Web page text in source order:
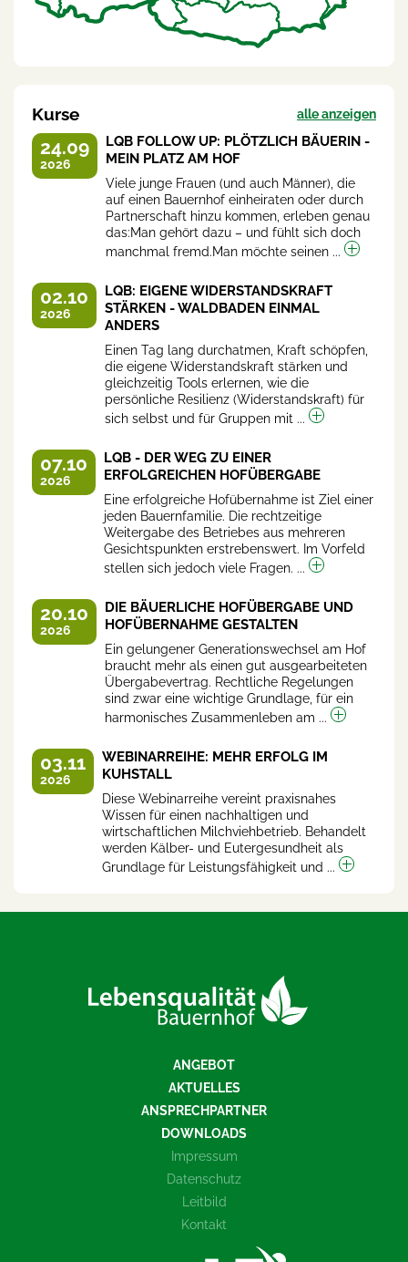
Kurse alle anzeigen
24.09
2026
LQB FOLLOW UP: PLÖTZLICH BÄUERIN -
MEIN PLATZ AM HOF
Viele junge Frauen (und auch Männer), die
auf einen Bauernhof einheiraten oder durch
Partnerschaft hinzu kommen, erleben genau
das:Man gehört dazu – und fühlt sich doch
manchmal fremd.Man möchte seinen ...
02.10
2026
LQB: EIGENE WIDERSTANDSKRAFT
STÄRKEN - WALDBADEN EINMAL
ANDERS
Einen Tag lang durchatmen, Kraft schöpfen,
die eigene Widerstandskraft stärken und
gleichzeitig Tools erlernen, wie die
persönliche Resilienz (Widerstandskraft) für
sich selbst und für Gruppen mit ...
07.10
2026
LQB - DER WEG ZU EINER
ERFOLGREICHEN HOFÜBERGABE
Eine erfolgreiche Hofübernahme ist Ziel einer
jeden Bauernfamilie. Die rechtzeitige
Weitergabe des Betriebes aus mehreren
Gesichtspunkten erstrebenswert. Im Vorfeld
stellen sich jedoch viele Fragen. ...
20.10
2026
DIE BÄUERLICHE HOFÜBERGABE UND
HOFÜBERNAHME GESTALTEN
Ein gelungener Generationswechsel am Hof
braucht mehr als einen gut ausgearbeiteten
Übergabevertrag. Rechtliche Regelungen
sind zwar eine wichtige Grundlage, für ein
harmonisches Zusammenleben am ...
03.11
2026
WEBINARREIHE: MEHR ERFOLG IM
KUHSTALL
Diese Webinarreihe vereint praxisnahes
Wissen für einen nachhaltigen und
wirtschaftlichen Milchviehbetrieb. Behandelt
werden Kälber- und Eutergesundheit als
Grundlage für Leistungsfähigkeit und ...
ANGEBOT
AKTUELLES
ANSPRECHPARTNER
DOWNLOADS
Impressum
Datenschutz
Leitbild
Kontakt